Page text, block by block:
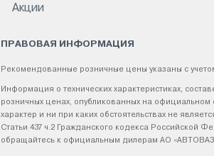
Акции
ПРАВОВАЯ ИНФОРМАЦИЯ
Рекомендованные розничные цены указаны с
Информация о технических характеристиках,
розничных ценах, опубликованных на
характер и ни при каких обстоятельствах не
Статьи 437 ч.2 Гражданского кодекса
обращайтесь к официальным дилерам АО